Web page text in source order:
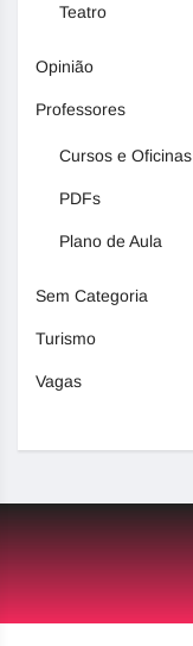
Teatro
Opinião
Professores
Cursos e Oficinas
PDFs
Plano de Aula
Sem Categoria
Turismo
Vagas